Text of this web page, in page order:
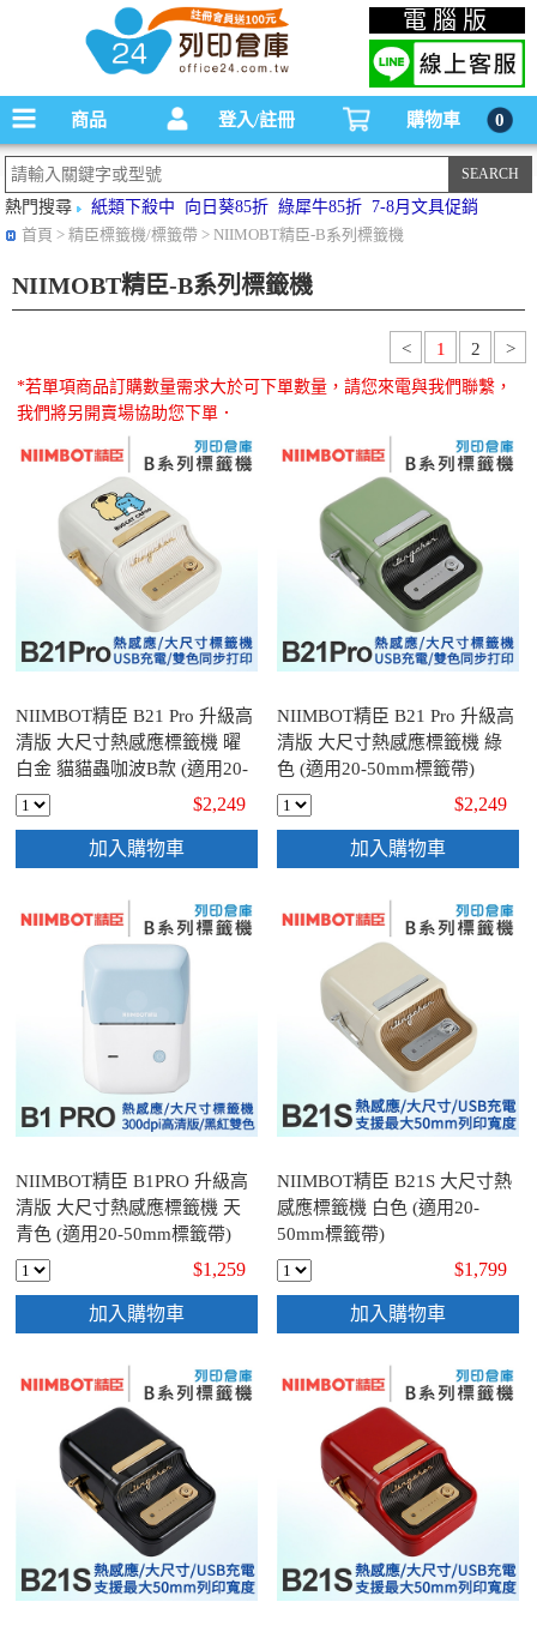
碳粉匣，墨水匣,原廠碳粉匣，副廠碳粉匣，環保碳粉匣,連續供墨印表機-office24列印
倉庫線上購物手機版
電腦版
商品 登入/註冊 購物車 0
熱門搜尋 紙類下殺中 向日葵85折 綠犀牛85折 7-8月文具促銷
首頁 > 精臣標籤機/標籤帶 > NIIMOBT精臣-B系列標籤機
NIIMOBT精臣-B系列標籤機
< 1 2 >
*若單項商品訂購數量需求大於可下單數量，請您來電與我們聯繫，
我們將另開賣場協助您下單．
NIIMBOT精臣 B21 Pro 升級高
清版 大尺寸熱感應標籤機 曜
白金 貓貓蟲咖波B款 (適用20-
50mm標籤帶)
$2,249
加入購物車
NIIMBOT精臣 B21 Pro 升級高
清版 大尺寸熱感應標籤機 綠
色 (適用20-50mm標籤帶)
$2,249
加入購物車
NIIMBOT精臣 B1PRO 升級高
清版 大尺寸熱感應標籤機 天
青色 (適用20-50mm標籤帶)
$1,259
加入購物車
NIIMBOT精臣 B21S 大尺寸熱
感應標籤機 白色 (適用20-
50mm標籤帶)
$1,799
加入購物車